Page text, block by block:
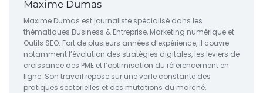
Maxime Dumas
Maxime Dumas est journaliste spécialisé dans les
thématiques Business & Entreprise, Marketing numérique et
Outils SEO. Fort de plusieurs années d’expérience, il couvre
notamment l’évolution des stratégies digitales, les leviers de
croissance des PME et l’optimisation du référencement en
ligne. Son travail repose sur une veille constante des
pratiques sectorielles et des mutations du marché.